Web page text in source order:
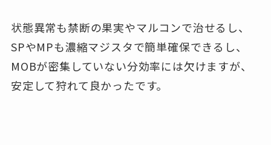
状態異常も禁断の果実やマルコンで治せるし、
SPやMPも濃縮マジスタで簡単確保できるし、
MOBが密集していない分効率には欠けますが、
安定して狩れて良かったです。